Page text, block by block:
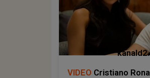
VIDEO Cristiano